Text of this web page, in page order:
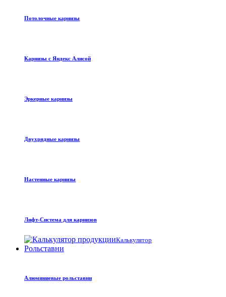
Потолочные карнизы
Карнизы с Яндекс Алисой
Эркерные карнизы
Двухрядные карнизы
Настенные карнизы
Лифт-Система для карнизов
Калькулятор
Рольставни
Алюминиевые рольставни